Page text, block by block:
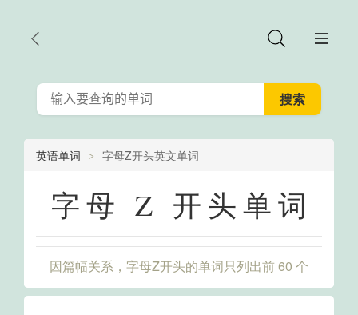
英语单词 字母Z开头英文单词
字母 Z 开头单词
因篇幅关系，字母Z开头的单词只列出前 60 个